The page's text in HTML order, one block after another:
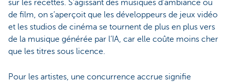
sur les recettes. S’agissant des musiques d’ambiance ou
de film, on s’aperçoit que les développeurs de jeux vidéo
et les studios de cinéma se tournent de plus en plus vers
de la musique générée par l’IA, car elle coûte moins cher
que les titres sous licence.
Pour les artistes, une concurrence accrue signifie